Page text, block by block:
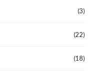
(3)
(22)
(18)